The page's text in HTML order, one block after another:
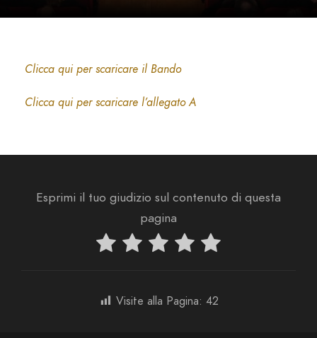
Clicca qui per scaricare il Bando
Clicca qui per scaricare l’allegato A
Esprimi il tuo giudizio sul contenuto di questa
pagina
Visite alla Pagina: 42